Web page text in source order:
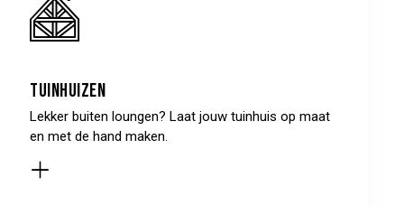
Tuinhuizen
Lekker buiten loungen? Laat jouw tuinhuis op maat
en met de hand maken.